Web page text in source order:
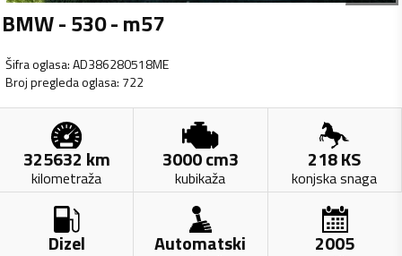
BMW - 530 - m57
Šifra oglasa:AD386280518ME
Broj pregleda oglasa: 722
325632 km
kilometraža
3000cm3
kubikaža
218KS
konjska snaga
Dizel Automatski 2005